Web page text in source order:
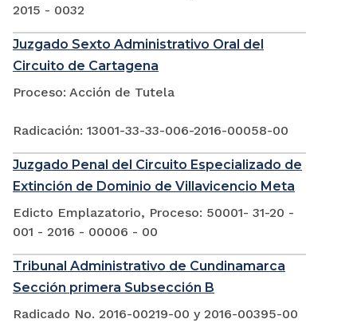
2015 - 0032
Juzgado Sexto Administrativo Oral del
Circuito de Cartagena
Proceso: Acción de Tutela
Radicación: 13001-33-33-006-2016-00058-00
Juzgado Penal del Circuito Especializado de
Extinción de Dominio de Villavicencio Meta
Edicto Emplazatorio, Proceso: 50001- 31-20 -
001 - 2016 - 00006 - 00
Tribunal Administrativo de Cundinamarca
Sección primera Subsección B
Radicado No. 2016-00219-00 y 2016-00395-00